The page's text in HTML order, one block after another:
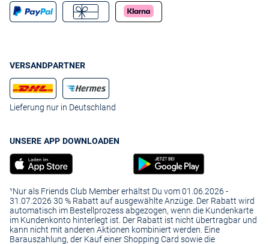
VERSANDPARTNER
Lieferung nur in Deutschland
UNSERE APP DOWNLOADEN
¹Nur als Friends Club Member erhältst Du vom 01.06.2026 -
31.07.2026 30 % Rabatt auf ausgewählte Anzüge. Der Rabatt wird
automatisch im Bestellprozess abgezogen, wenn die Kundenkarte
im Kundenkonto hinterlegt ist. Der Rabatt ist nicht übertragbar und
kann nicht mit anderen Aktionen kombiniert werden. Eine
Barauszahlung, der Kauf einer Shopping Card sowie die